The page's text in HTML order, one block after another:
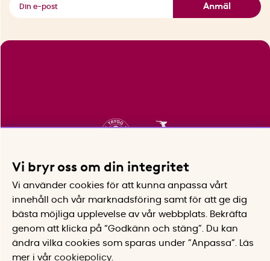
Anmäl
Vi bryr oss om din integritet
Vi använder cookies för att kunna anpassa vårt
innehåll och vår marknadsföring samt för att ge dig
bästa möjliga upplevelse av vår webbplats.
Bekräfta
genom att klicka på “Godkänn och stäng”. Du kan
ändra vilka cookies som sparas under ”Anpassa”.
Läs
mer i vår cookiepolicy